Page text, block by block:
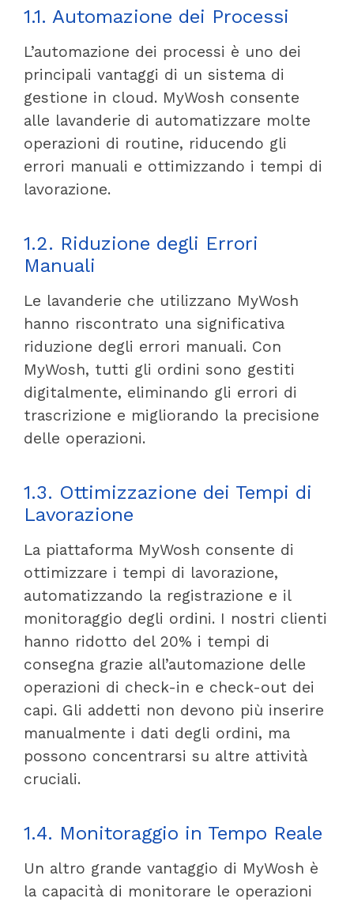
1.1. Automazione dei Processi
L’automazione dei processi è uno dei
principali vantaggi di un sistema di
gestione in cloud. MyWosh consente
alle lavanderie di automatizzare molte
operazioni di routine, riducendo gli
errori manuali e ottimizzando i tempi di
lavorazione.
1.2. Riduzione degli Errori
Manuali
Le lavanderie che utilizzano MyWosh
hanno riscontrato una significativa
riduzione degli errori manuali. Con
MyWosh, tutti gli ordini sono gestiti
digitalmente, eliminando gli errori di
trascrizione e migliorando la precisione
delle operazioni.
1.3. Ottimizzazione dei Tempi di
Lavorazione
La piattaforma MyWosh consente di
ottimizzare i tempi di lavorazione,
automatizzando la registrazione e il
monitoraggio degli ordini. I nostri clienti
hanno ridotto del 20% i tempi di
consegna grazie all’automazione delle
operazioni di check-in e check-out dei
capi. Gli addetti non devono più inserire
manualmente i dati degli ordini, ma
possono concentrarsi su altre attività
cruciali.
1.4. Monitoraggio in Tempo Reale
Un altro grande vantaggio di MyWosh è
la capacità di monitorare le operazioni